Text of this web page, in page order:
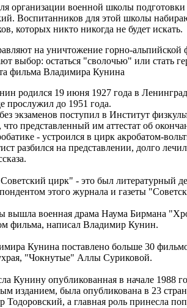
организации военной школы
Воспитанников для этой школы
которых никто никогда не будет искать.
на уничтожение горно-альпийской
выбор: остаться "сволочью" или стать
фильма Владимира Кунина
родился 19 июня 1927 года в
прослужил до 1951 года.
экзаменов поступил в Институт
что представленный им аттестат об
- устроился в цирк акробатом-
разбился на представлении, долго
цирк" - это был литературный
этого журнала и газеты
вышла военная драма Наума Бирмана
фильма, написал Владимир Кунин.
Кунина поставлено больше 30
"Чокнутые" Аллы Суриковой.
Кунину опубликованная в начале 1988
изданием, была опубликована в 23
Тодоровский, а главная роль принесла